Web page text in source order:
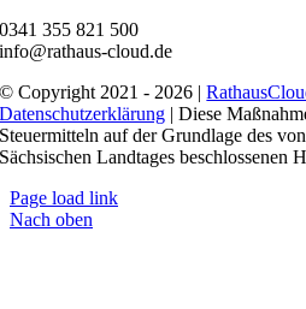
0341 355 821 500
info@rathaus-cloud.de
© Copyright 2021 - 2026 |
Datenschutzerklärung | Diese
Steuermitteln auf der Grundlage des
Sächsischen Landtages beschlossenen
Page load link
Nach oben